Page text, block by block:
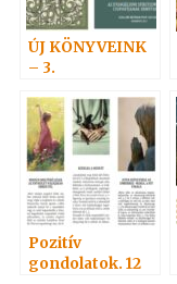
ÚJ KÖNYVEINK
– 3.
TALÁLKOZÓ
Pozitív
gondolatok. 12